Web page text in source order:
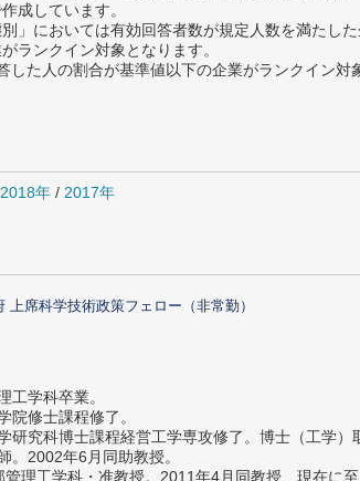
成しています。
」においては有効回答者数が規定人数を満たし
ランクイン対象となります。
た人の割合が基準値以下の企業がランクイン対
2018年 / 2017年
席科学技術政策フェロー（非常勤）
工学科卒業。
院修士課程修了。
研究科博士課程経営工学専攻修了。博士（工学）
。2002年6月同助教授。
理工学科・准教授。2011年4月同教授、現在に至